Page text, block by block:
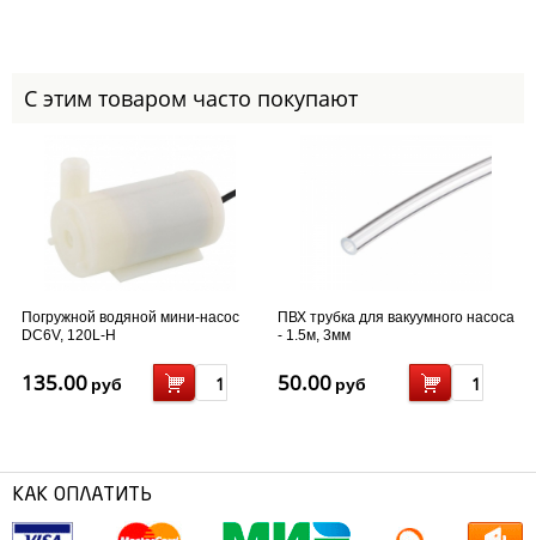
С этим товаром часто покупают
Погружной водяной мини-насос
DC6V, 120L-H
135.00 руб
ПВХ трубка для вакуумного насоса
- 1.5м, 3мм
50.00 руб
КАК ОПЛАТИТЬ